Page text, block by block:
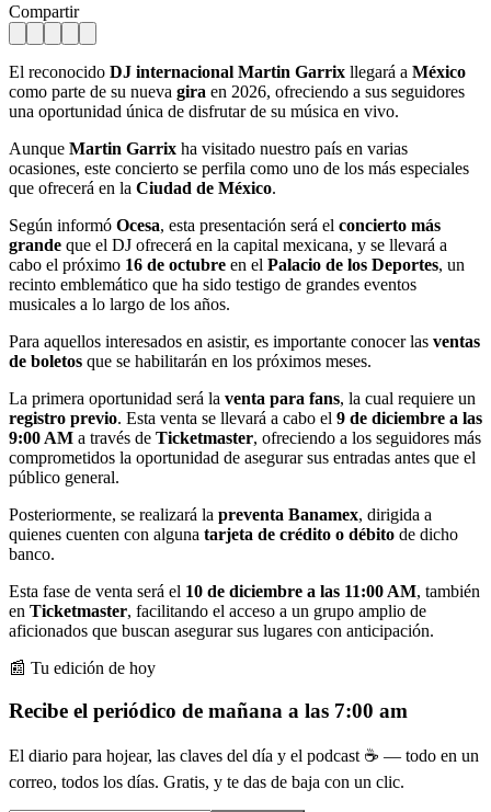
Compartir
El reconocido DJ internacional Martin Garrix llegará a México
como parte de su nueva gira en 2026, ofreciendo a sus seguidores
una oportunidad única de disfrutar de su música en vivo.
Aunque Martin Garrix ha visitado nuestro país en varias
ocasiones, este concierto se perfila como uno de los más especiales
que ofrecerá en la Ciudad de México.
Según informó Ocesa, esta presentación será el concierto más
grande que el DJ ofrecerá en la capital mexicana, y se llevará a
cabo el próximo 16 de octubre en el Palacio de los Deportes, un
recinto emblemático que ha sido testigo de grandes eventos
musicales a lo largo de los años.
Para aquellos interesados en asistir, es importante conocer las ventas
de boletos que se habilitarán en los próximos meses.
La primera oportunidad será la venta para fans, la cual requiere un
registro previo. Esta venta se llevará a cabo el 9 de diciembre a las
9:00 AM a través de Ticketmaster, ofreciendo a los seguidores más
comprometidos la oportunidad de asegurar sus entradas antes que el
público general.
Posteriormente, se realizará la preventa Banamex, dirigida a
quienes cuenten con alguna tarjeta de crédito o débito de dicho
banco.
Esta fase de venta será el 10 de diciembre a las 11:00 AM, también
en Ticketmaster, facilitando el acceso a un grupo amplio de
aficionados que buscan asegurar sus lugares con anticipación.
📰 Tu edición de hoy
Recibe el periódico de mañana a las 7:00 am
El diario para hojear, las claves del día y el podcast ☕ — todo en un
correo, todos los días. Gratis, y te das de baja con un clic.